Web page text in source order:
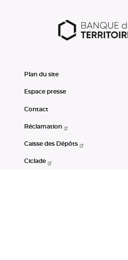
Plan du site
Espace presse
Contact
Réclamation
Caisse des Dépôts
Ciclade